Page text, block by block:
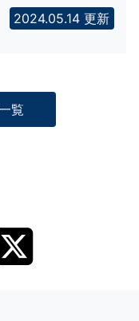
2024.05.14 更新
覧